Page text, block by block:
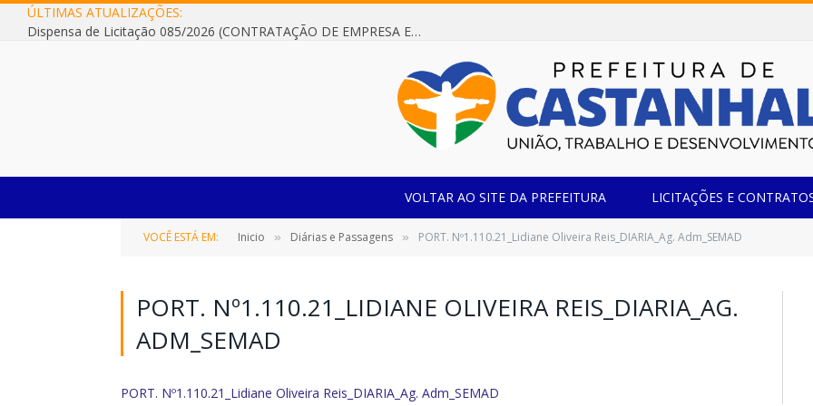
ÚLTIMAS ATUALIZAÇÕES:
Dispensa de Licitação 085/2026 (CONTRATAÇÃO DE EMPRESA ESPECIALIZADA NA FABRICAÇÃO DE MÓVEIS SOB MEDIDA COM ESTRUTURA METÁLICA EM METALON PARA ATENDIMENTO DAS NECESSIDADES DA SALA SIMOV DA EMEF MADRE MARIA VIGANÓ)
VOLTAR AO SITE DA PREFEITURA LICITAÇÕES E
VOCÊ ESTÁ EM: Inicio » Diárias e Passagens » PORT. Nº1.110.21_Lidiane Oliveira Reis_DIARIA_Ag. Adm_SEMAD
PORT. Nº1.110.21_LIDIANE OLIVEIRA REIS_DIARIA_AG.
ADM_SEMAD
PORT. Nº1.110.21_Lidiane Oliveira Reis_DIARIA_Ag. Adm_SEMAD